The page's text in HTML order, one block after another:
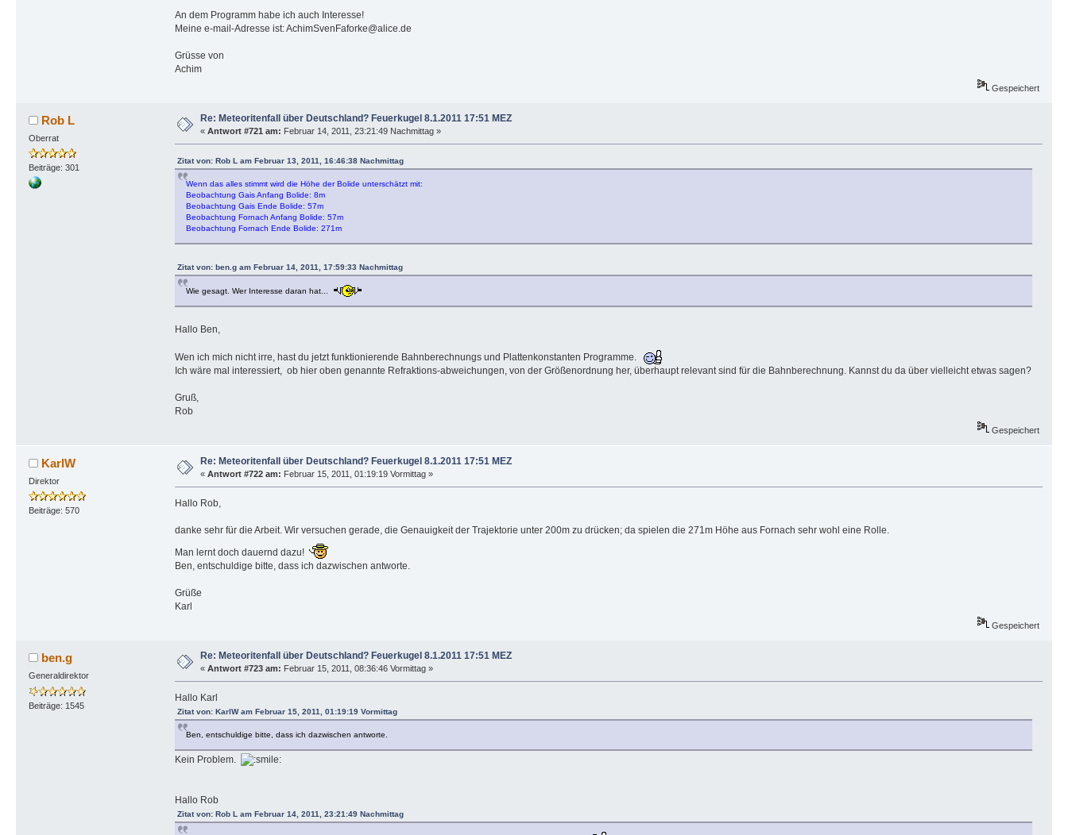
An dem Programm habe ich auch Interesse!
Meine e-mail-Adresse ist: AchimSvenFaforke@alice.de
Grüsse von
Achim
Gespeichert
Rob L
Oberrat
Beiträge: 301
Re: Meteoritenfall über Deutschland? Feuerkugel 8.1.2011 17:51 MEZ
« Antwort #721 am: Februar 14, 2011, 23:21:49 Nachmittag »
Zitat von: Rob L am Februar 13, 2011, 16:46:38 Nachmittag
Wenn das alles stimmt wird die Höhe der Bolide unterschätzt mit:
Beobachtung Gais Anfang Bolide: 8m
Beobachtung Gais Ende Bolide: 57m
Beobachtung Fornach Anfang Bolide: 57m
Beobachtung Fornach Ende Bolide: 271m
Zitat von: ben.g am Februar 14, 2011, 17:59:33 Nachmittag
Wie gesagt. Wer Interesse daran hat...
Hallo Ben,
Wen ich mich nicht irre, hast du jetzt funktionierende Bahnberechnungs und Plattenkonstanten Programme.
Ich wäre mal interessiert, ob hier oben genannte Refraktions-abweichungen, von der Größenordnung her, überhaupt relevant sind für die Bahnberechnung. Kannst du da über vielleicht etwas sagen?
Gruß,
Rob
Gespeichert
KarlW
Direktor
Beiträge: 570
Re: Meteoritenfall über Deutschland? Feuerkugel 8.1.2011 17:51 MEZ
« Antwort #722 am: Februar 15, 2011, 01:19:19 Vormittag »
Hallo Rob,
danke sehr für die Arbeit. Wir versuchen gerade, die Genauigkeit der Trajektorie unter 200m zu drücken; da spielen die 271m Höhe aus Fornach sehr wohl eine Rolle.
Man lernt doch dauernd dazu!
Ben, entschuldige bitte, dass ich dazwischen antworte.
Grüße
Karl
Gespeichert
ben.g
Generaldirektor
Beiträge: 1545
Re: Meteoritenfall über Deutschland? Feuerkugel 8.1.2011 17:51 MEZ
« Antwort #723 am: Februar 15, 2011, 08:36:46 Vormittag »
Hallo Karl
Zitat von: KarlW am Februar 15, 2011, 01:19:19 Vormittag
Ben, entschuldige bitte, dass ich dazwischen antworte.
Kein Problem.
Hallo Rob
Zitat von: Rob L am Februar 14, 2011, 23:21:49 Nachmittag